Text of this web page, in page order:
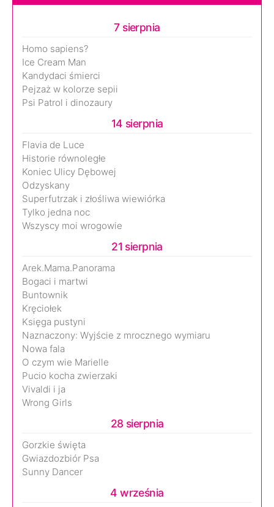
7 sierpnia
Homo sapiens?
Ice Cream Man
Kandydaci śmierci
Pejzaż w kolorze sepii
Psi Patrol i dinozaury
14 sierpnia
Flavia de Luce
Historie równoległe
Koniec Ulicy Dębowej
Odzyskany
Superfutrzak i złośliwa wiewiórka
Tylko jedna noc
Wszyscy moi wrogowie
21 sierpnia
Arek.Mama.Panorama
Bogaci i martwi
Buntownik
Kręciołek
Księga pustyni
Naznaczony: Wyjście z mrocznego wymiaru
Nowa fala
O czym wie Marielle
Pucio kocha zwierzaki
Vivaldi i ja
Wrong Girls
28 sierpnia
Gorzkie święta
Gwiazdozbiór Psa
Sunny Dancer
4 września